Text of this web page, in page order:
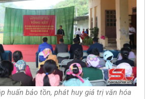
huấn bảo tồn, phát huy giá trị văn hóa